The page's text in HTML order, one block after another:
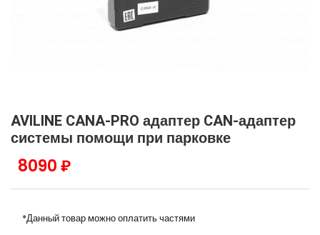
AVILINE CANA-PRO адаптер CAN-адаптер
системы помощи при парковке
8090 ₽
*Данный товар можно оплатить частями